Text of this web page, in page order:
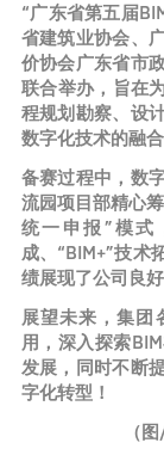
“广东省第五届
省建筑业协会、
价协会广东省市
联合举办，旨在
程规划勘察、设
数字化技术的融合
备赛过程中，数
流园项目部精心
统一申报”模式
成、“BIM+”技术
绩展现了公司良
展望未来，集团
用，深入探索
发展，同时不断
字化转型！
（